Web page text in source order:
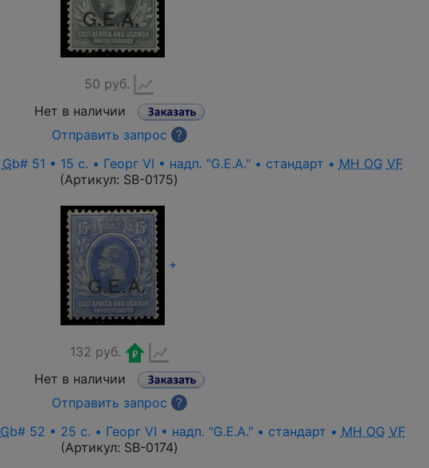
50 руб.
Нет в наличии
Отправить запрос
?
Gb# 51 • 15 c. • Георг VI • надп. "G.E.A." • стандарт • MH OG VF
(Артикул: SB-0175)
+
132 руб.
Нет в наличии
Отправить запрос
?
Gb# 52 • 25 c. • Георг VI • надп. "G.E.A." • стандарт • MH OG VF
(Артикул: SB-0174)